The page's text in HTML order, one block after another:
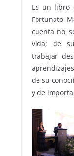
Es un libro
Fortunato
cuenta no
vida; de
trabajar
de su
y de